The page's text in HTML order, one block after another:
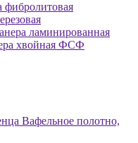
фибролитовая
ламинированная
хвойная ФСФ
Вафельное полотно,